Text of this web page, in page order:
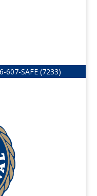
607-SAFE (7233)